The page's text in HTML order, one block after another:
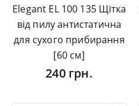
Elegant EL 100 135 Щітка
від пилу антистатична
для сухого прибирання
[60 см]
240 грн.